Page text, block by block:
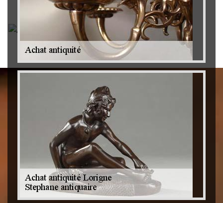
Rachat instrument de musique 79
Achat antiquité 79